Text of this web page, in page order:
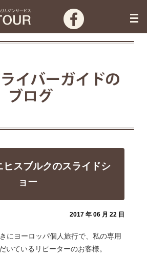
ヒスブルクのスライドシ
ョー
2017 年 06 月 22 日
にヨーロッパ個人旅行で、私の専用
いているリピーターのお客様。